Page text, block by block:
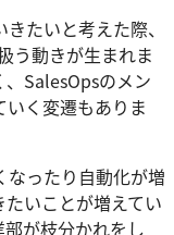
たいと考えた際、
う動きが生まれま
SalesOpsのメン
く変遷もありま
なったり自動化が増
いことが増えてい
が枝分かれをし